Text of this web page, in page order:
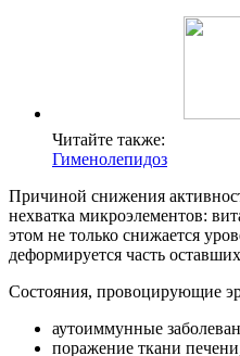
Читайте также:
Гименолепидоз
Причиной снижения
нехватка микроэлементов:
этом не только снижается
деформируется часть
Состояния, провоцирующие
аутоиммунные
поражение ткани